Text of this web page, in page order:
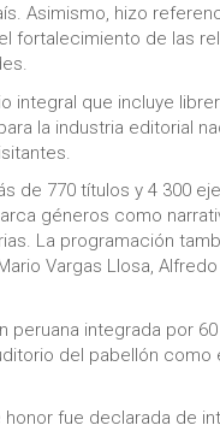
Asimismo, hizo
fortalecimiento de las
integral que incluye
la industria editorial
de 770 títulos y 4 300
géneros como
La programación
Vargas Llosa,
integrada por
del pabellón
fue declarada de